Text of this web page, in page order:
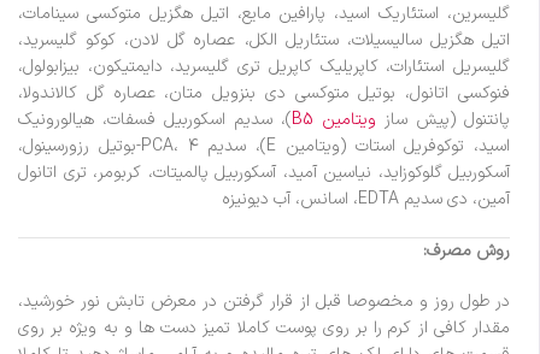
گلیسرین، استئاریک اسید، پارافین مایع، اتیل هگزیل متوکسی سینامات،
اتیل هگزیل سالیسیلات، ستئاریل الکل، عصاره گل لادن، کوکو گلیسرید،
گلیسریل استئارات، کاپریلیک کاپریل تری گلیسرید، دایمتیکون، بیزابولول،
فنوکسی اتانول، بوتیل متوکسی دی بنزویل متان، عصاره گل کالاندولا،
پانتنول (پیش ساز ویتامین B5
)، سدیم اسکوربیل فسفات، هیالورونیک
اسید، توکوفریل استات (ویتامین E)، سدیم PCA، ۴-بوتیل رزورسینول،
آسکوربیل گلوکوزاید، نیاسین آمید، آسکوربیل پالمیتات، کربومر، تری اتانول
آمین، دی سدیم EDTA، اسانس، آب دیونیزه
روش مصرف:
در طول روز و مخصوصا قبل از قرار گرفتن در معرض تابش نور خورشید،
مقدار کافی از کرم را بر روی پوست کاملا تمیز دست ها و به ویژه بر روی